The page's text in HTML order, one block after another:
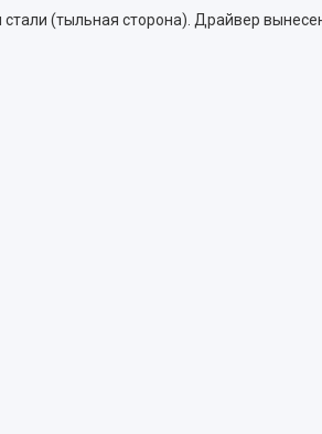
(тыльная сторона). Драйвер